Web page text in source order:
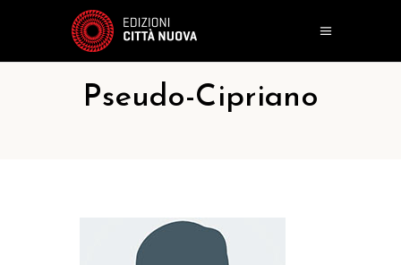
Pseudo-Cipriano